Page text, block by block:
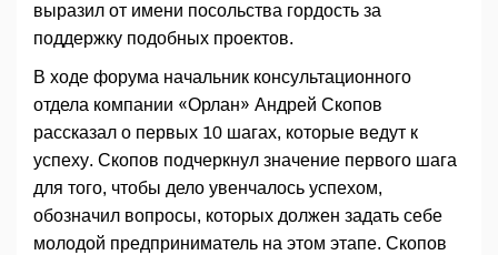
выразил от имени посольства гордость за
поддержку подобных проектов.
В ходе форума начальник консультационного
отдела компании «Орлан» Андрей Скопов
рассказал о первых 10 шагах, которые ведут к
успеху. Скопов подчеркнул значение первого шага
для того, чтобы дело увенчалось успехом,
обозначил вопросы, которых должен задать себе
молодой предприниматель на этом этапе. Скопов